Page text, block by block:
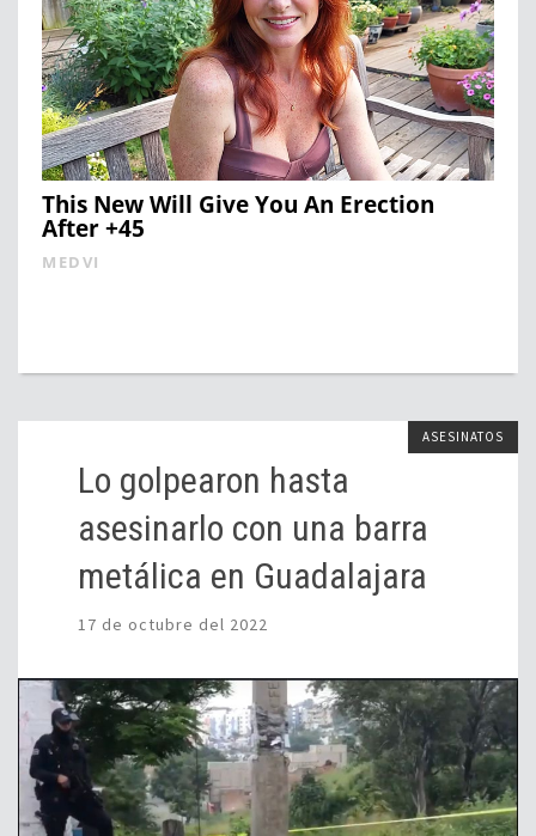
This New Will Give You An Erection
After +45
MEDVI
ASESINATOS
Lo golpearon hasta
asesinarlo con una barra
metálica en Guadalajara
17 de octubre del 2022